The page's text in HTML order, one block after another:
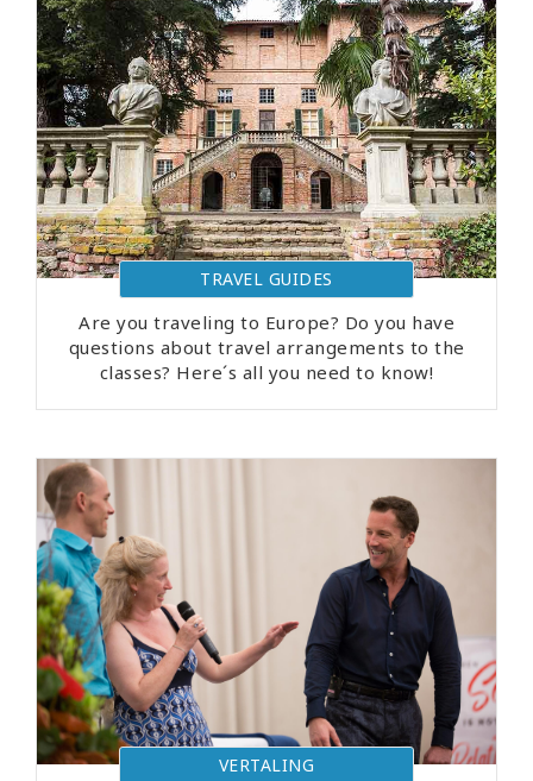
TRAVEL GUIDES
Are you traveling to Europe? Do you have
questions about travel arrangements to the
classes? Here´s all you need to know!
VERTALING